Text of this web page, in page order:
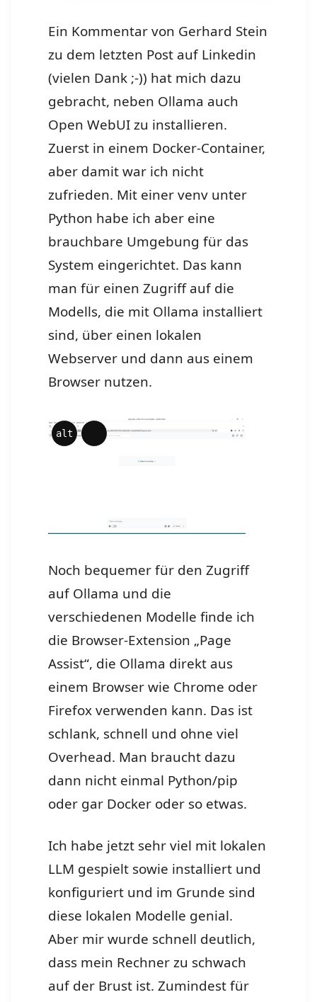
Ein Kommentar von Gerhard Stein
zu dem letzten Post auf Linkedin
(vielen Dank ;-)) hat mich dazu
gebracht, neben Ollama auch
Open WebUI zu installieren.
Zuerst in einem Docker-Container,
aber damit war ich nicht
zufrieden. Mit einer venv unter
Python habe ich aber eine
brauchbare Umgebung für das
System eingerichtet. Das kann
man für einen Zugriff auf die
Modells, die mit Ollama installiert
sind, über einen lokalen
Webserver und dann aus einem
Browser nutzen.
alt
Lange
Beschreibung
Noch bequemer für den Zugriff
auf Ollama und die
verschiedenen Modelle finde ich
die Browser-Extension „Page
Assist“, die Ollama direkt aus
einem Browser wie Chrome oder
Firefox verwenden kann. Das ist
schlank, schnell und ohne viel
Overhead. Man braucht dazu
dann nicht einmal Python/pip
oder gar Docker oder so etwas.
Ich habe jetzt sehr viel mit lokalen
LLM gespielt sowie installiert und
konfiguriert und im Grunde sind
diese lokalen Modelle genial.
Aber mir wurde schnell deutlich,
dass mein Rechner zu schwach
auf der Brust ist.Zumindest für